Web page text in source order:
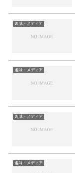
趣味・メディア
趣味・メディア
趣味・メディア
趣味・メディア